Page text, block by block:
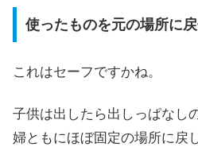
使ったものを元の場所に
これはセーフですかね。
子供は出したら出しっぱなし
婦ともにほぼ固定の場所に戻